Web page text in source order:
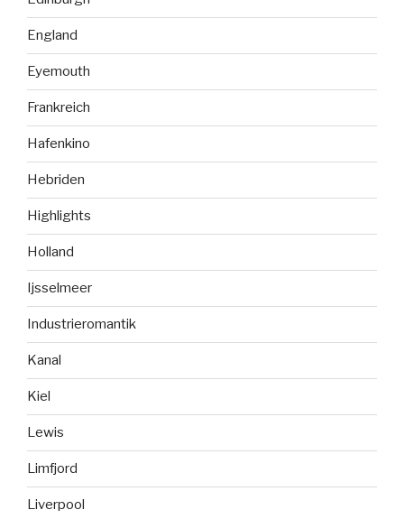
England
Eyemouth
Frankreich
Hafenkino
Hebriden
Highlights
Holland
Ijsselmeer
Industrieromantik
Kanal
Kiel
Lewis
Limfjord
Liverpool